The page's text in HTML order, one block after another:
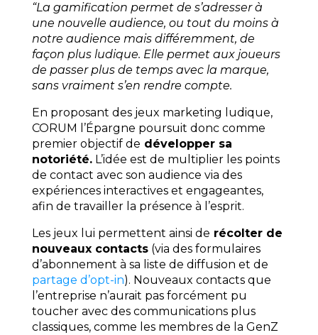
“La gamification permet de s’adresser à
une nouvelle audience, ou tout du moins à
notre audience mais différemment, de
façon plus ludique. Elle permet aux joueurs
de passer plus de temps avec la marque,
sans vraiment s’en rendre compte.
En proposant des jeux marketing ludique,
CORUM l’Épargne poursuit donc comme
premier objectif de développer sa
notoriété.L’idée est de multiplier les points
de contact avec son audience via des
expériences interactives et engageantes,
afin de travailler la présence à l’esprit.
Les jeux lui permettent ainsi de récolter de
nouveaux contacts(via des formulaires
d’abonnement à sa liste de diffusion et de
partage d’opt-in). Nouveaux contacts que
l’entreprise n’aurait pas forcément pu
toucher avec des communications plus
classiques, comme les membres de la GenZ